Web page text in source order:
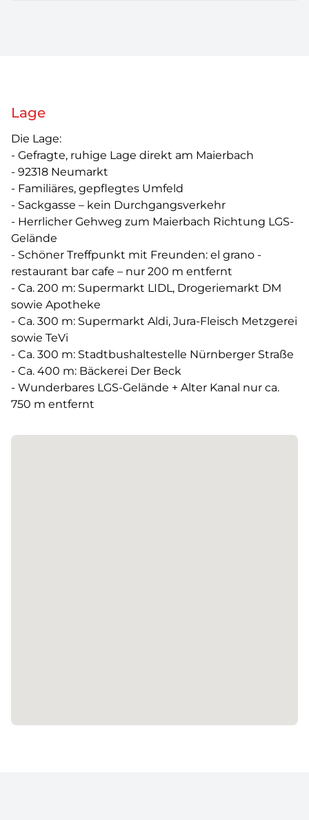
Lage
Die Lage:
- Gefragte, ruhige Lage direkt am Maierbach
- 92318 Neumarkt
- Familiäres, gepflegtes Umfeld
- Sackgasse – kein Durchgangsverkehr
- Herrlicher Gehweg zum Maierbach Richtung LGS-
Gelände
- Schöner Treffpunkt mit Freunden: el grano -
restaurant bar cafe – nur 200 m entfernt
- Ca. 200 m: Supermarkt LIDL, Drogeriemarkt DM
sowie Apotheke
- Ca. 300 m: Supermarkt Aldi, Jura-Fleisch Metzgerei
sowie TeVi
- Ca. 300 m: Stadtbushaltestelle Nürnberger Straße
- Ca. 400 m: Bäckerei Der Beck
- Wunderbares LGS-Gelände + Alter Kanal nur ca.
750 m entfernt